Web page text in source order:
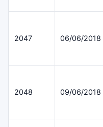
2047 06/06/2018
2048 09/06/2018